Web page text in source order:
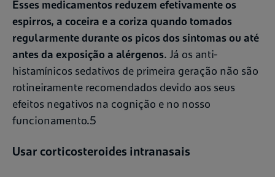
Esses medicamentos reduzem efetivamente os
espirros, a coceira e a coriza quando tomados
regularmente durante os picos dos sintomas ou até
antes da exposição a alérgenos. Já os anti-
histamínicos sedativos de primeira geração não são
rotineiramente recomendados devido aos seus
efeitos negativos na cognição e no nosso
funcionamento.5
Usar corticosteroides intranasais